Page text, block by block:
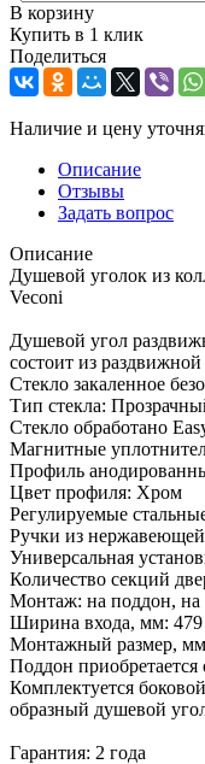
В корзину
Купить в 1 клик
Поделиться
Наличие и цену
Описание
Отзывы
Задать вопрос
Описание
Душевой уголок из
Veconi
Душевой угол
состоит из
Стекло закаленное
Тип стекла:
Стекло обработано
Магнитные
Профиль
Цвет профиля: Хром
Регулируемые
Ручки из нержавеющей
Универсальная
Количество секций
Монтаж: на поддон, на
Ширина входа, мм: 479
Монтажный размер,
Поддон приобретается
Комплектуется
образный душевой
Гарантия: 2 года